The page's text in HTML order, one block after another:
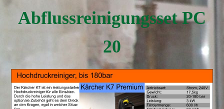
Abflussreinigungsset PC
20